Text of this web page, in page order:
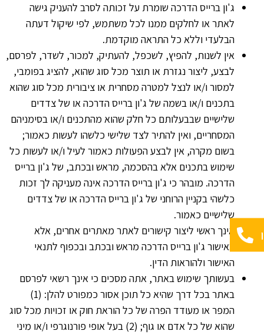
ג'ון ברייס הדרכה שומרת על זכותה לסרב להעניק גישה
לאתר או לחלקים ממנו לכל משתמש, לפי שיקול דעתה
הבלעדי וללא כל התראה מוקדמת.
אין לשנות, להפיץ, לשכפל, להעתיק, למכור, לשדר, לפרסם,
לבצע, ליצור נגזרת או תוצר מכל סוג שהוא, להציג בפומבי,
למסור ו/או לנצל למטרה מסחרית או ציבורית מכל סוג שהוא
בתכנים ו/או בשמה של ג'ון ברייס הדרכה או של צדדים
שלישיים שבבעלותם כל חלק שהוא מהתכנים ו/או בסימניהם
המסחריים, ואין להתיר לצד שלישי כלשהו לעשות כאמור;
בשום מקרה, אין לבצע הפעולות כאמור לעיל ו/או לעשות כל
שימוש בתכנים אלא בהסכמה, מראש ובכתב, של ג'ון ברייס
הדרכה. מובהר כי ג'ון ברייס הדרכה אינה מעניקה לך זכות
כלשהי בקניין הרוחני של ג'ון ברייס הדרכה או של צדדים
שלישיים כאמור.
אינך ראשי ליצור קישורים לאתר מאתרים אחרים, אלא
באישור ג'ון ברייס הדרכה מראש ובכתב ובכפוף לתנאי
האישור ולהוראות הדין.
בעשותך שימוש באתר, אתה מסכים כי אינך רשאי לפרסם
באתר בכל דרך שהיא כל תוכן אסור כמפורט להלן: (1)
המפר או מעודד הפרה של כל הוראת חוק או זכויות מכל סוג
שהוא של כל אדם או גוף; (2) בעל אופי פורנוגרפי ו/או מיני